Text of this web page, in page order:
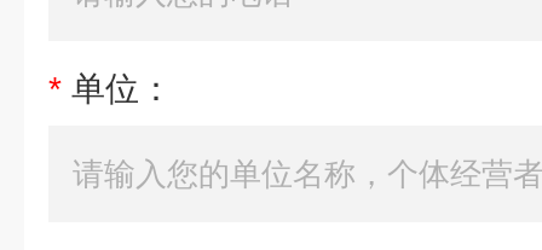
* 单位：